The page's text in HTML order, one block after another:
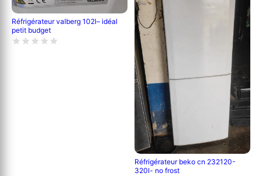
Réfrigérateur valberg 102l– idéal
petit budget
Réfrigérateur beko cn 232120-
320l- no frost